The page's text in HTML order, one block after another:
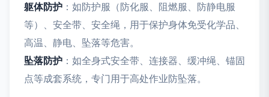
躯体防护 ：如防护服（防化服、阻燃服、防静电服
等）、安全带、安全绳，用于保护身体免受化学品、
高温、静电、坠落等危害。
坠落防护 ：如全身式安全带、连接器、缓冲绳、锚固
点等成套系统，专门用于高处作业防坠落。